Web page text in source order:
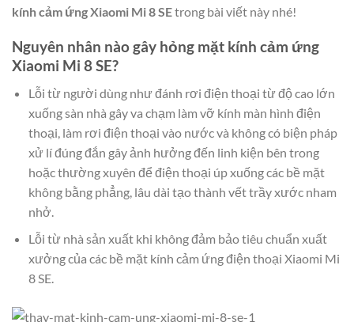
kính cảm ứng Xiaomi Mi 8 SEtrong bài viết này nhé!
Nguyên nhân nào gây hỏng mặt kính cảm ứng
Xiaomi Mi 8 SE?
Lỗi từ người dùng như đánh rơi điện thoại từ độ cao lớn
xuống sàn nhà gây va chạm làm vỡ kính màn hình điện
thoại, làm rơi điện thoại vào nước và không có biện pháp
xử lí đúng đắn gây ảnh hưởng đến linh kiện bên trong
hoặc thường xuyên để điện thoại úp xuống các bề mặt
không bằng phẳng, lâu dài tạo thành vết trầy xước nham
nhở.
Lỗi từ nhà sản xuất khi không đảm bảo tiêu chuẩn xuất
xưởng của các bề mặt kính cảm ứng điện thoại Xiaomi Mi
8 SE.